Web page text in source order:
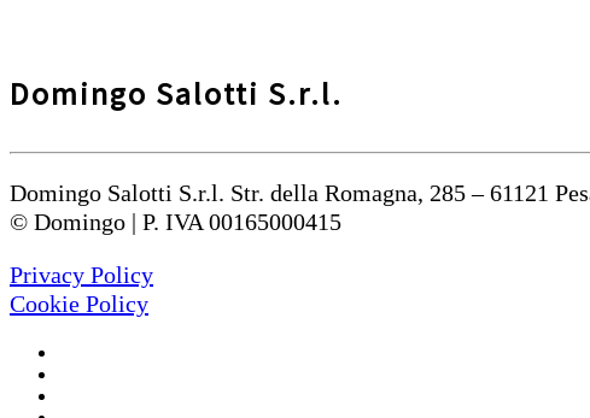
Domingo Salotti S.r.l.
Domingo Salotti S.r.l. Str. della Romagna, 285 – 61121
© Domingo | P. IVA 00165000415
Privacy Policy
Cookie Policy